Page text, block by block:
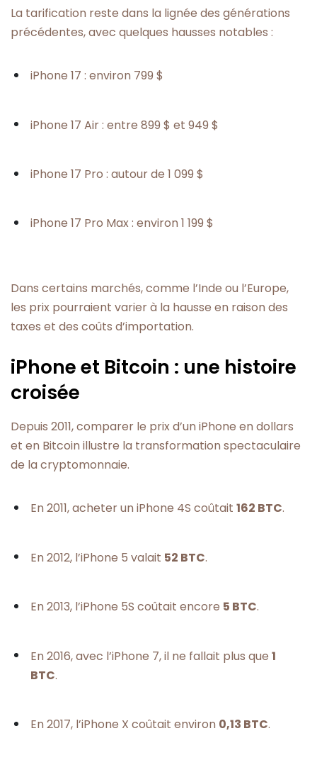
La tarification reste dans la lignée des générations
précédentes, avec quelques hausses notables :
iPhone 17 : environ 799 $
iPhone 17 Air : entre 899 $ et 949 $
iPhone 17 Pro : autour de 1 099 $
iPhone 17 Pro Max : environ 1 199 $
Dans certains marchés, comme l’Inde ou l’Europe,
les prix pourraient varier à la hausse en raison des
taxes et des coûts d’importation.
iPhone et Bitcoin : une histoire
croisée
Depuis 2011, comparer le prix d’un iPhone en dollars
et en Bitcoin illustre la transformation spectaculaire
de la cryptomonnaie.
En 2011, acheter un iPhone 4S coûtait 162 BTC.
En 2012, l’iPhone 5 valait 52 BTC.
En 2013, l’iPhone 5S coûtait encore 5 BTC.
En 2016, avec l’iPhone 7, il ne fallait plus que 1
BTC.
En 2017, l’iPhone X coûtait environ 0,13 BTC.